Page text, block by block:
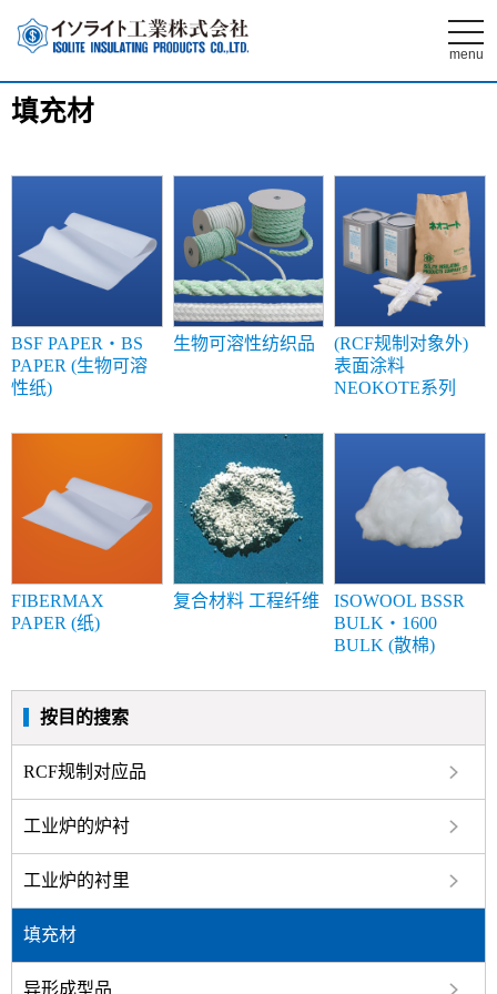
t
o
g
g
i
g
a
o
n
menu
填充材
BSF PAPER・BS
PAPER (生物可溶
性纸)
生物可溶性纺织品
(RCF规制对象外)
表面涂料
NEOKOTE系列
FIBERMAX
PAPER (纸)
复合材料 工程纤维
ISOWOOL BSSR
BULK・1600
BULK (散棉)
按目的搜索
RCF规制对应品
工业炉的炉衬
工业炉的衬里
填充材
异形成型品